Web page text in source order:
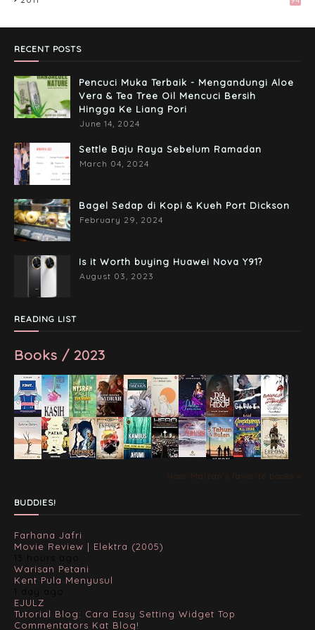
RECENT POSTS
Pencuci Muka Terbaik - Mengandungi Aloe
Vera & Tea Tree Oil Mencuci Bersih
Hingga Ke Liang Pori
June 14, 2024
Settle Baju Raya Sebelum Ramadan
March 04, 2024
Bagel Sedap di Kopi & Kueh Port Dickson
February 29, 2024
Is it Worth buying Huawei Nova Y91?
August 03, 2023
READING LIST
Books / 2023
Noor Maizan's favorite books »
BUDDIES!
Farhana Jafri
Movie Review | Elektra (2005)
Warisan Petani
Kent Pula Menyusul
EJULZ
Tutorial Blog: Cara Easy Setting Widget Top
Commentators Kat Blog!